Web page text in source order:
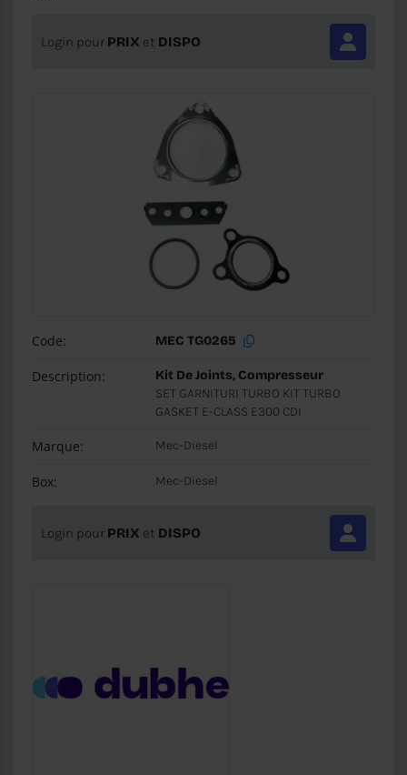
Login pour PRIX et DISPO
Code: MEC TG0265
Description:
Kit De Joints, Compresseur
SET GARNITURI TURBO KIT TURBO
GASKET E-CLASS E300 CDI
Marque: Mec-Diesel
Box: Mec-Diesel
Login pour PRIX et DISPO